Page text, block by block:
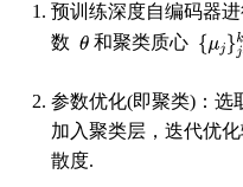
预训练深度自编码器
数
和聚类质心
参数优化(即聚类)：选
加入聚类层，迭代优
散度.